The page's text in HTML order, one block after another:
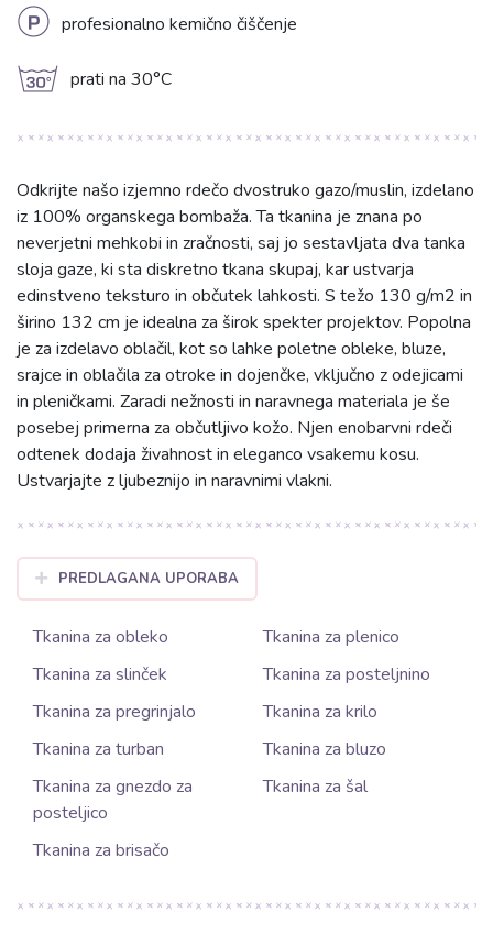
L profesionalno kemično čiščenje
g prati na 30°C
Odkrijte našo izjemno rdečo dvostruko gazo/muslin, izdelano
iz 100% organskega bombaža. Ta tkanina je znana po
neverjetni mehkobi in zračnosti, saj jo sestavljata dva tanka
sloja gaze, ki sta diskretno tkana skupaj, kar ustvarja
edinstveno teksturo in občutek lahkosti. S težo 130 g/m2 in
širino 132 cm je idealna za širok spekter projektov. Popolna
je za izdelavo oblačil, kot so lahke poletne obleke, bluze,
srajce in oblačila za otroke in dojenčke, vključno z odejicami
in pleničkami. Zaradi nežnosti in naravnega materiala je še
posebej primerna za občutljivo kožo. Njen enobarvni rdeči
odtenek dodaja živahnost in eleganco vsakemu kosu.
Ustvarjajte z ljubeznijo in naravnimi vlakni.
PREDLAGANA UPORABA
Tkanina za obleko
Tkanina za plenico
Tkanina za slinček
Tkanina za posteljnino
Tkanina za pregrinjalo
Tkanina za krilo
Tkanina za turban
Tkanina za bluzo
Tkanina za gnezdo za
posteljico
Tkanina za šal
Tkanina za brisačo